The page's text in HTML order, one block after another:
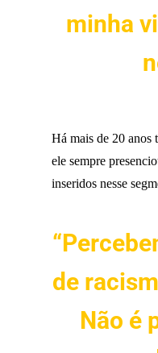
minha
Há mais de 20 anos
ele sempre
inseridos nesse
de
Não é